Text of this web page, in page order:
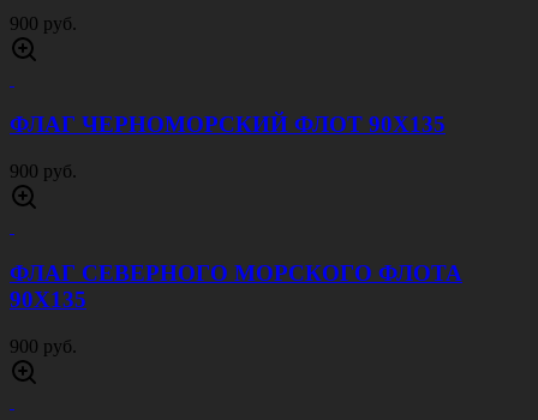
900 руб.
ФЛАГ ЧЕРНОМОРСКИЙ ФЛОТ 90Х135
900 руб.
ФЛАГ СЕВЕРНОГО МОРСКОГО ФЛОТА
90Х135
900 руб.